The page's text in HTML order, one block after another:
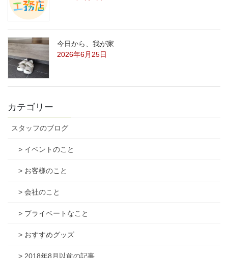
今日から、我が家
2026年6月25日
カテゴリー
スタッフのブログ
> イベントのこと
> お客様のこと
> 会社のこと
> プライベートなこと
> おすすめグッズ
> 2018年8月以前の記事